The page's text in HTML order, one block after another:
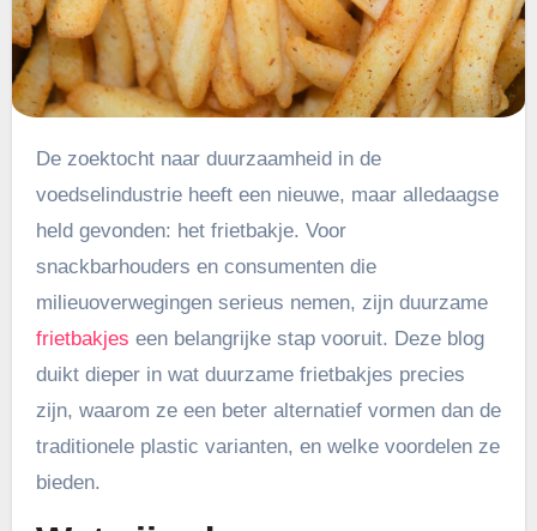
De zoektocht naar duurzaamheid in de
voedselindustrie heeft een nieuwe, maar alledaagse
held gevonden: het frietbakje. Voor
snackbarhouders en consumenten die
milieuoverwegingen serieus nemen, zijn duurzame
frietbakjes een belangrijke stap vooruit. Deze blog
duikt dieper in wat duurzame frietbakjes precies
zijn, waarom ze een beter alternatief vormen dan de
traditionele plastic varianten, en welke voordelen ze
bieden.